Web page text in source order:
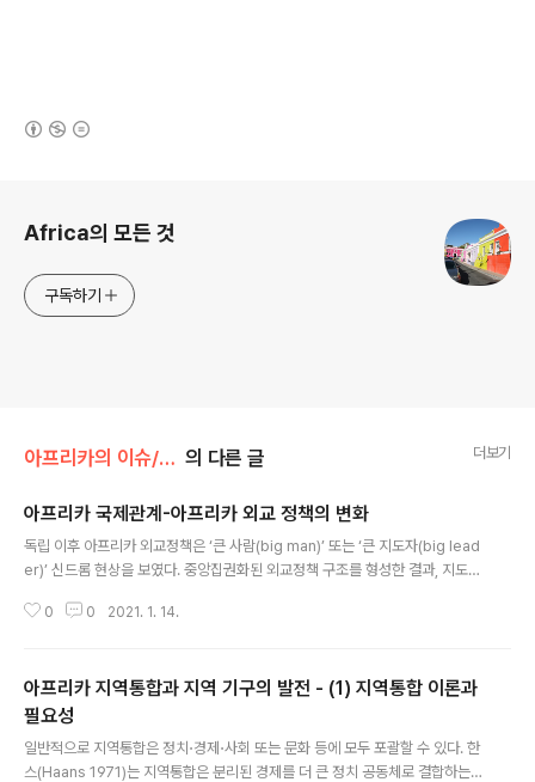
Africa의 모든 것
구독하기
아프리카의 이슈/아프리카연합(AU)의 평화유지활동 의 다른 글 더보기
아프리카 국제관계-아프리카 외교 정책의 변화
독립 이후 아프리카 외교정책은 ‘큰 사람(big man)’ 또는 ‘큰 지도자(big lead
er)’ 신드롬 현상을 보였다. 중앙집권화된 외교정책 구조를 형성한 결과, 지도자
자이레의 모부투 세세 세코(Mobutu Sese Seko)와 같은 독재적인 지도자들
력을 결집하였다. 아프리카의 초대 지도자들은 식민지배국가와 강력한 연대를
추구하는 외교정책 노선을 견지하였다. 이러한 정책인 종속적인 외교정책이라
고 비판을 받는 주요 이유는 식민지 교육을 받은 아프리카의 지도자와 유럽 정
상들이 ..
0 0 2021. 1. 14.
아프리카 지역통합과 지역 기구의 발전 - (1) 지역통합 이론과
필요성
일반적으로 지역통합은 정치⋅경제⋅사회 또는 문화 등에 모두 포괄할 수 있다. 한
스(Haans 1971)는 지역통합은 분리된 경제를 더 큰 정치 공동체로 결합하는